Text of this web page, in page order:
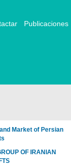
Publicaciones
Market of Persian
OF IRANIAN